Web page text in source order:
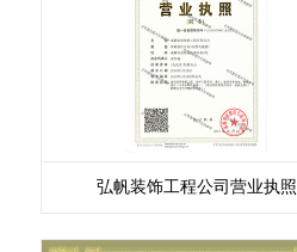
弘帆装饰工程公司营业执照